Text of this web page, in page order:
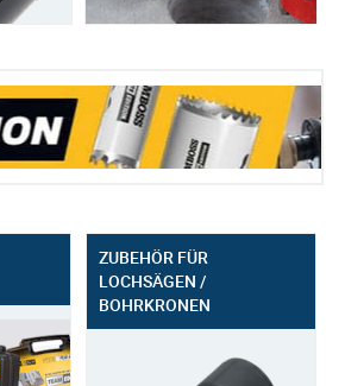
ZUBEHÖR FÜR
LOCHSÄGEN /
BOHRKRONEN